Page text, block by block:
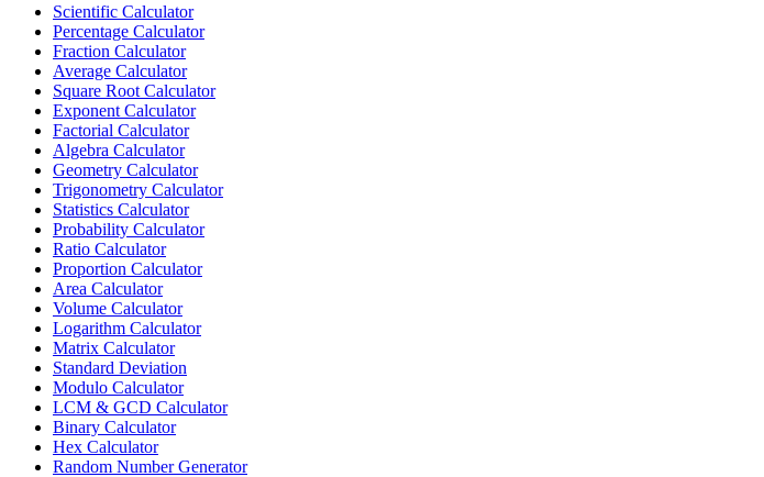
Scientific Calculator
Percentage Calculator
Fraction Calculator
Average Calculator
Square Root Calculator
Exponent Calculator
Factorial Calculator
Algebra Calculator
Geometry Calculator
Trigonometry Calculator
Statistics Calculator
Probability Calculator
Ratio Calculator
Proportion Calculator
Area Calculator
Volume Calculator
Logarithm Calculator
Matrix Calculator
Standard Deviation
Modulo Calculator
LCM & GCD Calculator
Binary Calculator
Hex Calculator
Random Number Generator